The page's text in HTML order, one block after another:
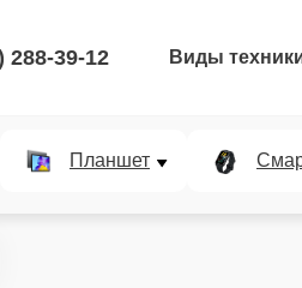
288-39-12 Виды
Планшет